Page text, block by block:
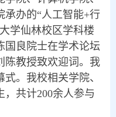
承办的“人工智能+行
学仙林校区学科楼
国良院士在学术论坛
陈教授致欢迎词。我
。我校相关学院、
共计200余人参与